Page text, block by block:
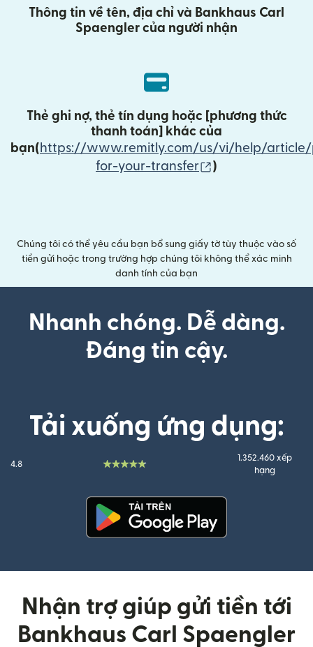
Thông tin về tên, địa chỉ và Bankhaus Carl
Spaengler của người nhận
Thẻ ghi nợ, thẻ tín dụng hoặc [phương thức
thanh toán] khác của
bạn( https://www.remitly.com/us/vi/help/
for-your-transfer
(mở trong cửa
)
Chúng tôi có thể yêu cầu bạn bổ sung giấy tờ tùy thuộc vào số
tiền gửi hoặc trong trường hợp chúng tôi không thể xác minh
danh tính của bạn
Nhanh chóng. Dễ dàng.
Đáng tin cậy.
Tải xuống ứng dụng:
4.8
1.352.460 xếp
hạng
Nhận trợ giúp gửi tiền tới
Bankhaus Carl Spaengler